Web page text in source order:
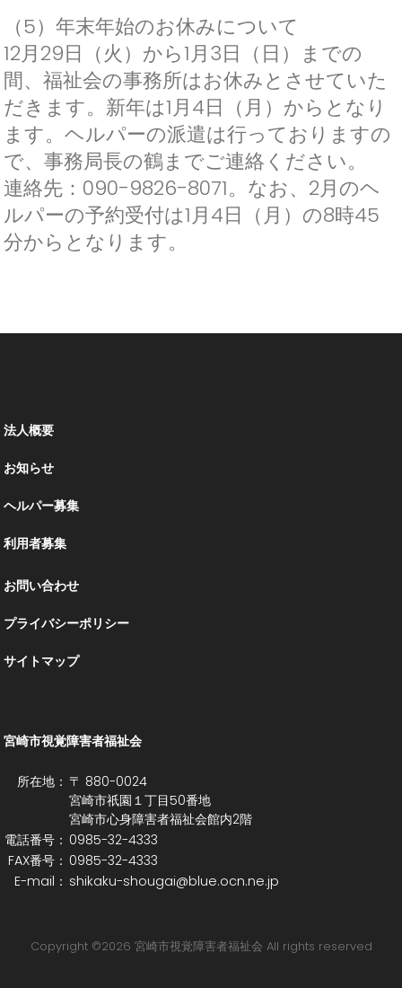
（5）年末年始のお休みについて
12月29日（火）から1月3日（日）までの
間、福祉会の事務所はお休みとさせていた
だきます。新年は1月4日（月）からとなり
ます。ヘルパーの派遣は行っておりますの
で、事務局長の鶴までご連絡ください。
連絡先：090-9826-8071。なお、2月のヘ
ルパーの予約受付は1月4日（月）の8時45
分からとなります。
法人概要
お知らせ
ヘルパー募集
利用者募集
お問い合わせ
プライバシーポリシー
サイトマップ
宮崎市視覚障害者福祉会
所在地： 〒 880-0024
宮崎市祇園１丁目50番地
宮崎市心身障害者福祉会館内2階
電話番号： 0985-32-4333
FAX番号： 0985-32-4333
E-mail： shikaku-shougai@blue.ocn.ne.jp
Copyright ©2026 宮崎市視覚障害者福祉会 All rights reserved